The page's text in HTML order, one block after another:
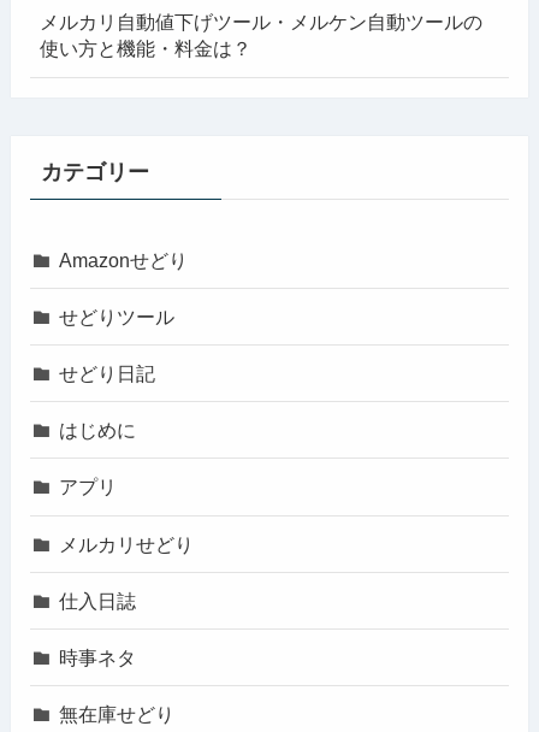
メルカリ自動値下げツール・メルケン自動ツールの
使い方と機能・料金は？
カテゴリー
Amazonせどり
せどりツール
せどり日記
はじめに
アプリ
メルカリせどり
仕入日誌
時事ネタ
無在庫せどり